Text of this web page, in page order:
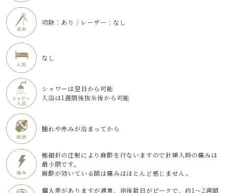
切除：あり / レーザー：なし
なし
シャワーは翌日から可能
入浴は1週間後抜糸後から可能
腫れや赤みが治まってから
極細針の注射により麻酔を行ないますので針挿入時の痛みは
最小限です。
麻酔が効いている間は痛みはほとんど感じません。
個人差がありますが通常、術後数日がピークで、約1～2週間